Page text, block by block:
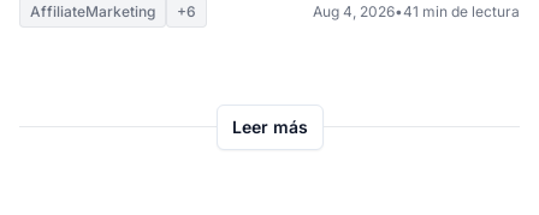
AffiliateMarketing +6 Aug 4, 2026•41 min de lectura
Leer más